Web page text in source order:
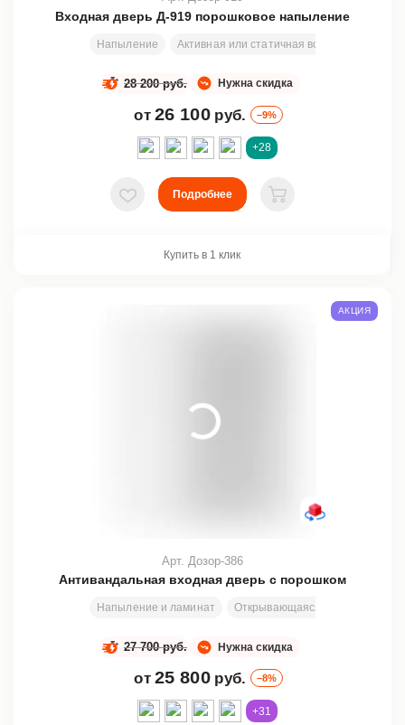
Входная дверь Д-919 порошковое напыление
Напыление Активная или статичная вставка
Нужна скидка
28 200 руб.
от 26 100 руб. –9%
+28
В избранное
Подробнее
В корзину
Купить в 1 клик
Антивандальная входная дверь с порошком
Напыление и ламинат Открывающаяся или
Арт. Дозор-386
Нужна скидка
27 700 руб.
от 25 800 руб. –8%
АКЦИЯ
+31